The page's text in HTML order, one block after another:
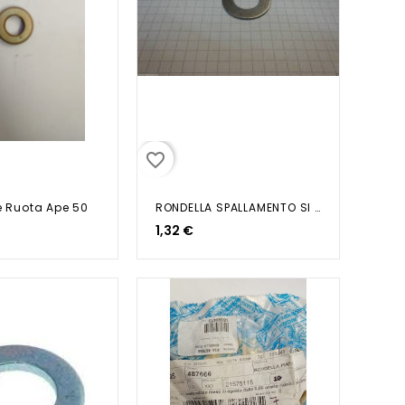
Ruota Ape 50
favorite_border
RONDELLA SPALLAMENTO SI CIAO...
1,32 €